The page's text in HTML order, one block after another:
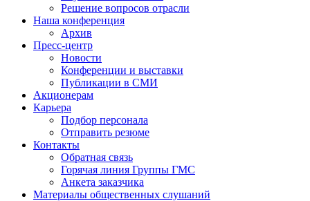
Решение вопросов отрасли
Наша конференция
Архив
Пресс-центр
Новости
Конференции и выставки
Публикации в СМИ
Акционерам
Карьера
Подбор персонала
Отправить резюме
Контакты
Обратная связь
Горячая линия Группы ГМС
Анкета заказчика
Материалы общественных слушаний